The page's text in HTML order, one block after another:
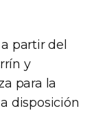
partir del
y
para la
disposición